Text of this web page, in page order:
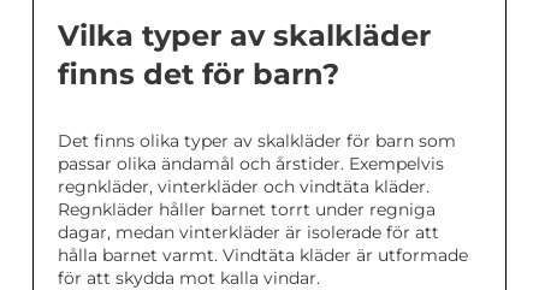
Vilka typer av skalkläder
finns det för barn?
Det finns olika typer av skalkläder för barn som
passar olika ändamål och årstider. Exempelvis
regnkläder, vinterkläder och vindtäta kläder.
Regnkläder håller barnet torrt under regniga
dagar, medan vinterkläder är isolerade för att
hålla barnet varmt. Vindtäta kläder är utformade
för att skydda mot kalla vindar.